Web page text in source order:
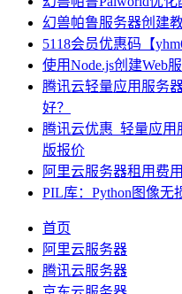
幻兽帕鲁服务器创建
5118会员优惠码【
使用Node.js创建Web
腾讯云轻量应用服务
好？
腾讯云优惠_轻量应
版报价
阿里云服务器租用费
PIL库：Python图像无
首页
阿里云服务器
腾讯云服务器